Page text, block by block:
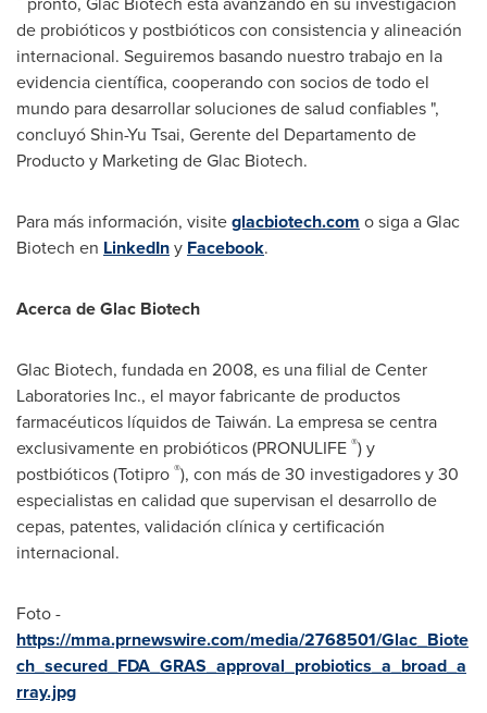
de probióticos y postbióticos con consistencia y alineación
internacional. Seguiremos basando nuestro trabajo en la
evidencia científica, cooperando con socios de todo el
mundo para desarrollar soluciones de salud confiables ",
concluyóShin-Yu Tsai, Gerente del Departamento de
Producto y Marketing de Glac Biotech.
Para más información, visiteglacbiotech.com o siga a Glac
Biotech en LinkedIny Facebook.
Acerca de Glac Biotech
Glac Biotech, fundada en 2008, es una filial de Center
Laboratories Inc., el mayor fabricante de productos
farmacéuticos líquidos de Taiwán. La empresa se centra
exclusivamente en probióticos (PRONULIFE ®) y
postbióticos (Totipro ®), con más de 30 investigadores y 30
especialistas en calidad que supervisan el desarrollo de
cepas, patentes, validación clínica y certificación
internacional.
Foto -
https://mma.prnewswire.com/media/2768501/Glac_Biote
ch_secured_FDA_GRAS_approval_probiotics_a_broad_a
rray.jpg